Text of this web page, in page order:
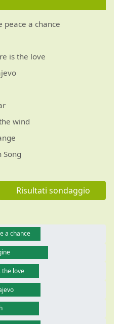
peace a chance
is the love
wind
Song
Risultati sondaggio
a chance
the love